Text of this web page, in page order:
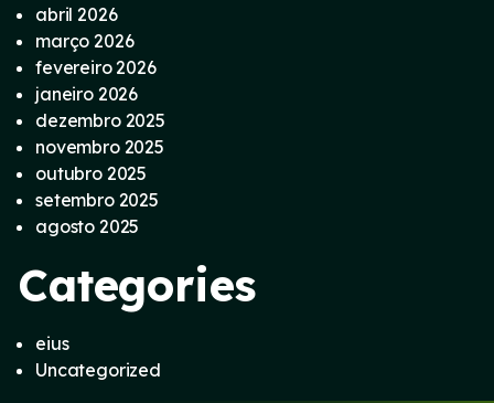
abril 2026
março 2026
fevereiro 2026
janeiro 2026
dezembro 2025
novembro 2025
outubro 2025
setembro 2025
agosto 2025
Categories
eius
Uncategorized